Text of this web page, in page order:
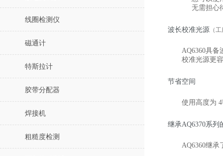
线圈检测仪
磁通计
特斯拉计
胶带分配器
焊接机
粗糙度检测
无需担心
波长校准光源 （
AQ6360具备
校准光源更
节省空间
使用高度为
继承AQ6370系列
AQ6360继承